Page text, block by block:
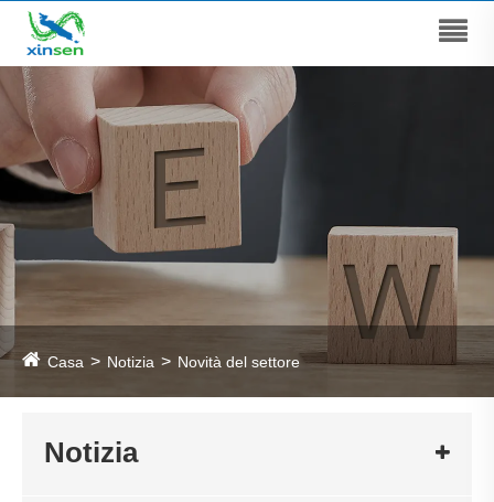
Casa Notizia Novità del settore
Notizia